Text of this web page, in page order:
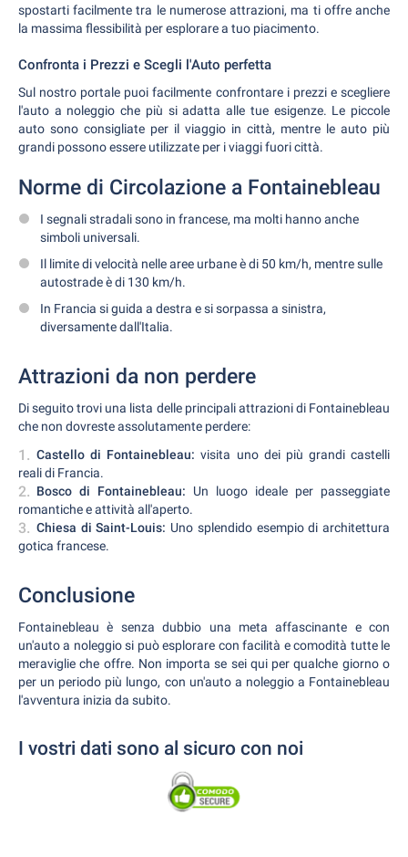
spostarti facilmente tra le numerose attrazioni, ma ti offre anche
la massima flessibilità per esplorare a tuo piacimento.
Confronta i Prezzi e Scegli l'Auto perfetta
Sul nostro portale puoi facilmente confrontare i prezzi e scegliere
l'auto a noleggio che più si adatta alle tue esigenze. Le piccole
auto sono consigliate per il viaggio in città, mentre le auto più
grandi possono essere utilizzate per i viaggi fuori città.
Norme di Circolazione a Fontainebleau
I segnali stradali sono in francese, ma molti hanno anche
simboli universali.
Il limite di velocità nelle aree urbane è di 50 km/h, mentre sulle
autostrade è di 130 km/h.
In Francia si guida a destra e si sorpassa a sinistra,
diversamente dall'Italia.
Attrazioni da non perdere
Di seguito trovi una lista delle principali attrazioni di Fontainebleau
che non dovreste assolutamente perdere:
Castello di Fontainebleau: visita uno dei più grandi castelli
reali di Francia.
Bosco di Fontainebleau: Un luogo ideale per passeggiate
romantiche e attività all'aperto.
Chiesa di Saint-Louis: Uno splendido esempio di architettura
gotica francese.
Conclusione
Fontainebleau è senza dubbio una meta affascinante e con
un'auto a noleggio si può esplorare con facilità e comodità tutte le
meraviglie che offre. Non importa se sei qui per qualche giorno o
per un periodo più lungo, con un'auto a noleggio a Fontainebleau
l'avventura inizia da subito.
I vostri dati sono al sicuro con noi